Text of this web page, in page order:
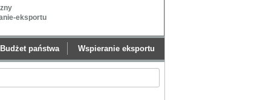
eksportu
Budżet państwa Wspieranie eksportu